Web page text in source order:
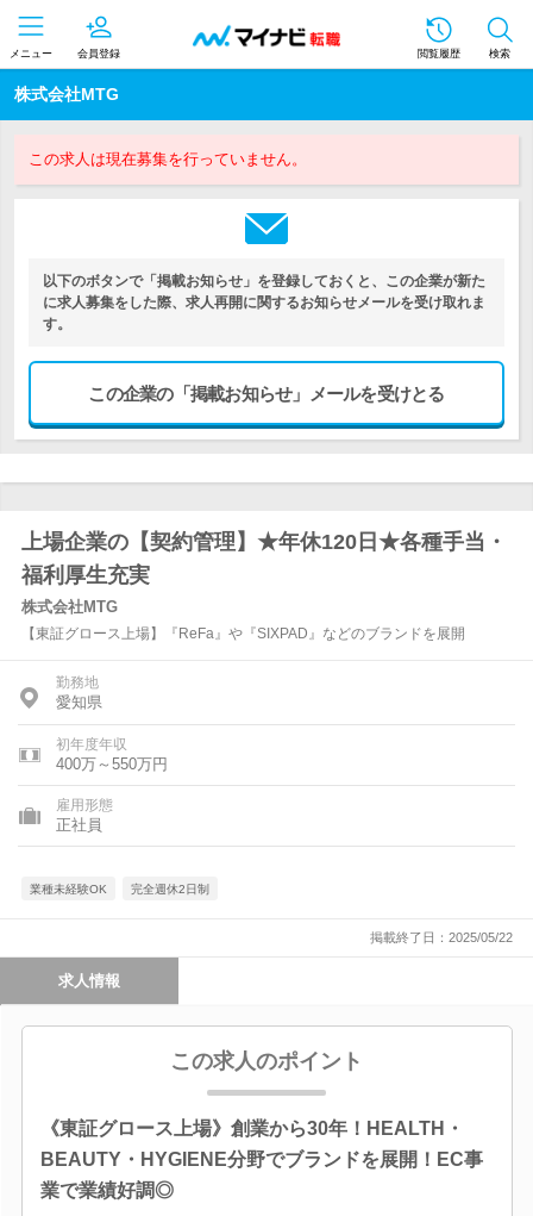
メニュー 会員登録 閲覧履歴 検索
株式会社MTG
この求人は現在募集を行っていません。
以下のボタンで「掲載お知らせ」を登録しておくと、この企業が新た
に求人募集をした際、求人再開に関するお知らせメールを受け取れま
す。
この企業の「掲載お知らせ」メールを受けとる
上場企業の【契約管理】★年休120日★各種手当・
福利厚生充実
株式会社MTG
【東証グロース上場】『ReFa』や『SIXPAD』などのブランドを展開
勤務地
愛知県
初年度年収
400万～550万円
雇用形態
正社員
業種未経験OK 完全週休2日制
掲載終了日：2025/05/22
求人情報
この求人のポイント
《東証グロース上場》創業から30年！HEALTH・
BEAUTY・HYGIENE分野でブランドを展開！EC事
業で業績好調◎